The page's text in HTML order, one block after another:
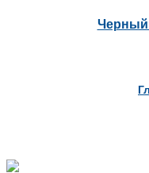
Черный